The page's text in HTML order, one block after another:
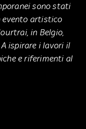
sono stati
evento artistico
in Belgio,
ispirare i lavori il
e riferimenti al